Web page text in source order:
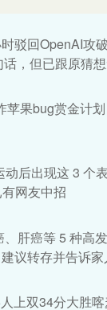
驳回OpenAI攻
，但已跟原猜
苹果bug赏金计
后出现这 3 个
网友中招
肝癌等 5 种高
议转存并告诉家
上双34分大胜